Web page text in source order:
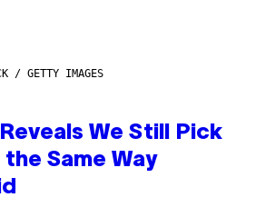
/ GETTY IMAGES
We Still Pick
Same Way